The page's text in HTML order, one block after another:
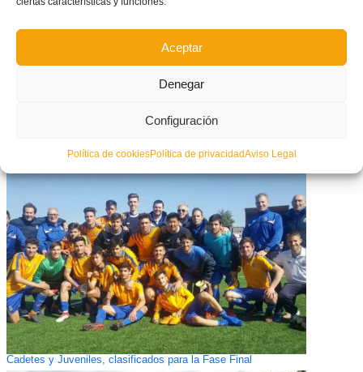
Aceptar
Denegar
Configuración
Política de cookiesPolítica de privacidadAviso Legal
Fútbol-8 en Picassent
Cadetes y Juveniles, clasificados para la Fase Final